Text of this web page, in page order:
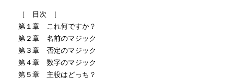
［ 目次 ］
第１章 これ何ですか？
第２章 名前のマジック
第３章 否定のマジック
第４章 数字のマジック
第５章 主役はどっち？